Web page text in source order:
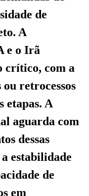
de
A
e o Irã
crítico, com a
retrocessos
etapas. A
aguarda com
dessas
estabilidade
de
em